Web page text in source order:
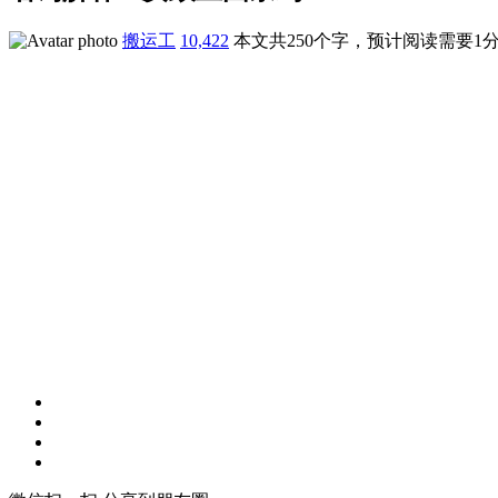
搬运工 10,422 本文共250个字，预计阅读需要1